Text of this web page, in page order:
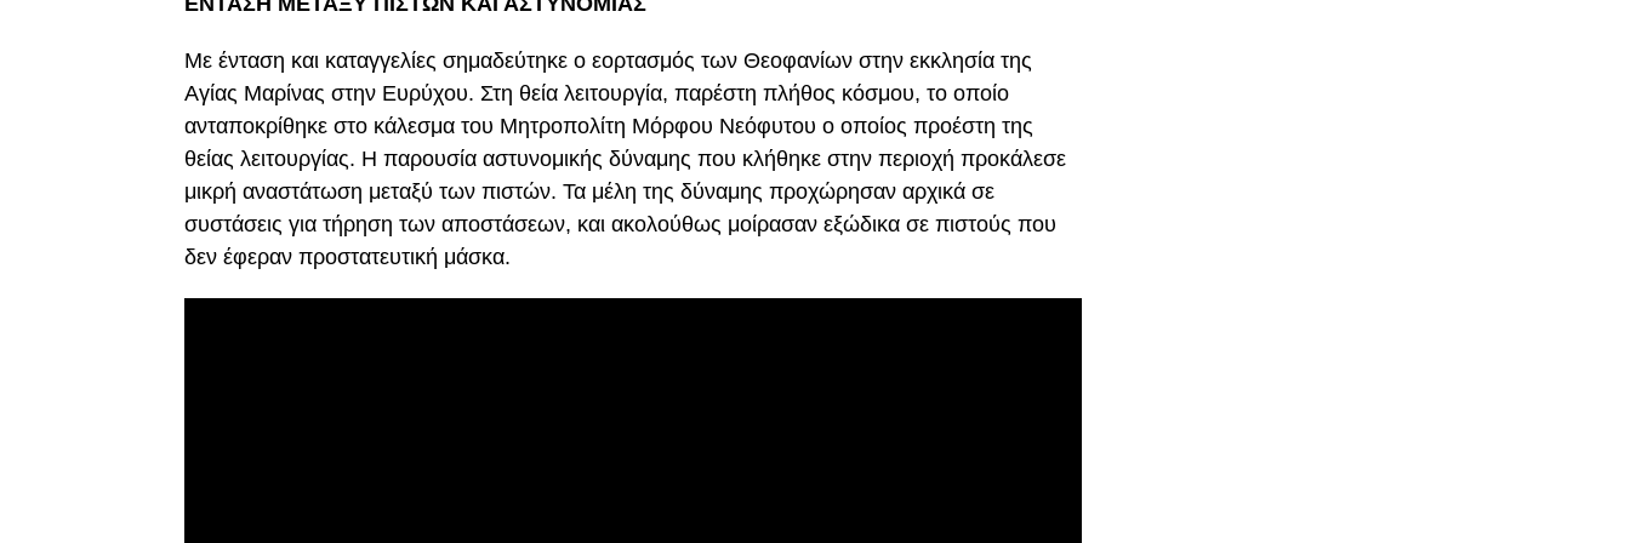
Με ένταση και καταγγελίες σημαδεύτηκε ο εορτασμός των Θεοφανίων στην εκκλησία της
Αγίας Μαρίνας στην Ευρύχου. Στη θεία λειτουργία, παρέστη πλήθος κόσμου, το οποίο
ανταποκρίθηκε στο κάλεσμα του Μητροπολίτη Μόρφου Νεόφυτου ο οποίος προέστη της
θείας λειτουργίας. Η παρουσία αστυνομικής δύναμης που κλήθηκε στην περιοχή προκάλεσε
μικρή αναστάτωση μεταξύ των πιστών. Τα μέλη της δύναμης προχώρησαν αρχικά σε
συστάσεις για τήρηση των αποστάσεων, και ακολούθως μοίρασαν εξώδικα σε πιστούς που
δεν έφεραν προστατευτική μάσκα.